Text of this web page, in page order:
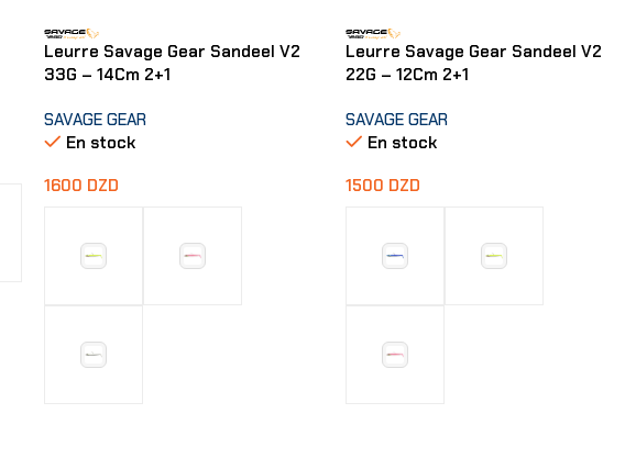
Leurre Savage Gear Sandeel V2
33G – 14Cm 2+1
SAVAGE GEAR
En stock
1600 DZD
Leurre Savage Gear Sandeel V2
22G – 12Cm 2+1
SAVAGE GEAR
En stock
1500 DZD